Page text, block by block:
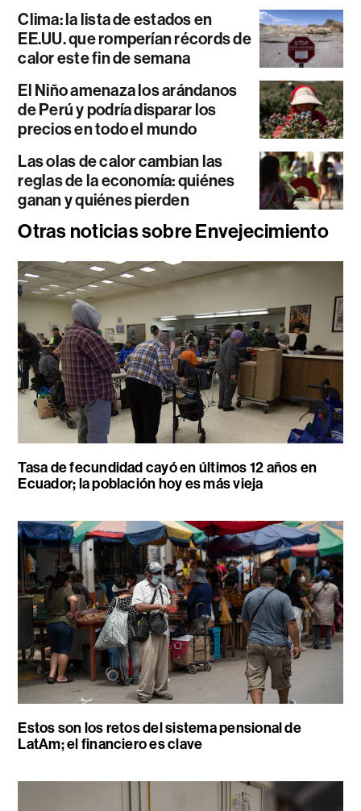
Clima: la lista de estados en
EE.UU. que romperían récords de
calor este fin de semana
El Niño amenaza los arándanos
de Perú y podría disparar los
precios en todo el mundo
Las olas de calor cambian las
reglas de la economía: quiénes
ganan y quiénes pierden
Otras noticias sobre Envejecimiento
Tasa de fecundidad cayó en últimos 12 años en
Ecuador; la población hoy es más vieja
Estos son los retos del sistema pensional de
LatAm; el financiero es clave